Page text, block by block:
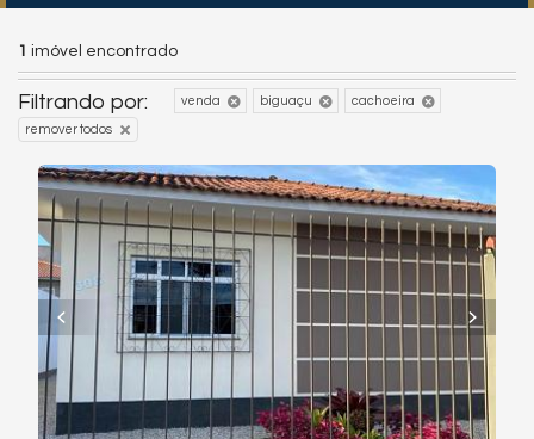
1 imóvel encontrado
Filtrando por: venda biguaçu cachoeira
remover todos